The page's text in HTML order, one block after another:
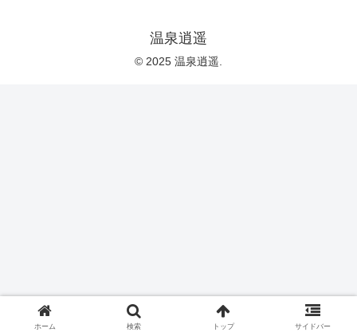
温泉逍遥
© 2025 温泉逍遥.
ホーム 検索 トップ サイドバー